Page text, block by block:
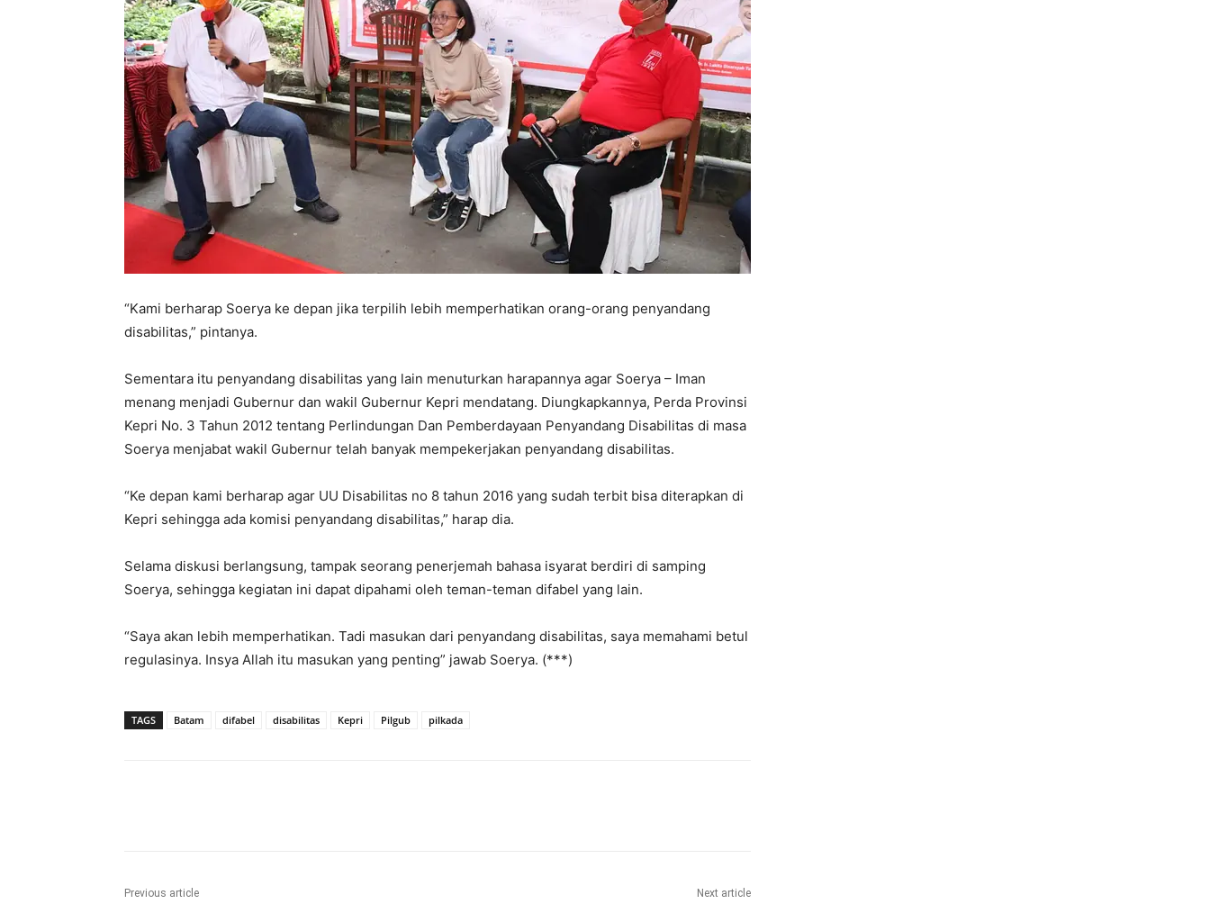
“Kami berharap Soerya ke depan jika terpilih lebih memperhatikan orang-orang penyandang
disabilitas,” pintanya.
Sementara itu penyandang disabilitas yang lain menuturkan harapannya agar Soerya – Iman
menang menjadi Gubernur dan wakil Gubernur Kepri mendatang. Diungkapkannya, Perda Provinsi
Kepri No. 3 Tahun 2012 tentang Perlindungan Dan Pemberdayaan Penyandang Disabilitas di masa
Soerya menjabat wakil Gubernur telah banyak mempekerjakan penyandang disabilitas.
“Ke depan kami berharap agar UU Disabilitas no 8 tahun 2016 yang sudah terbit bisa diterapkan di
Kepri sehingga ada komisi penyandang disabilitas,” harap dia.
Selama diskusi berlangsung, tampak seorang penerjemah bahasa isyarat berdiri di samping
Soerya, sehingga kegiatan ini dapat dipahami oleh teman-teman difabel yang lain.
“Saya akan lebih memperhatikan. Tadi masukan dari penyandang disabilitas, saya memahami betul
regulasinya. Insya Allah itu masukan yang penting” jawab Soerya. (***)
TAGS Batam difabel disabilitas Kepri Pilgub pilkada
Previous article Next article